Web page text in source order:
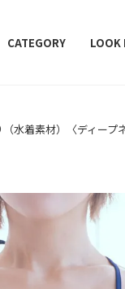
CATEGORY LOOK
水着素材）〈ディープ